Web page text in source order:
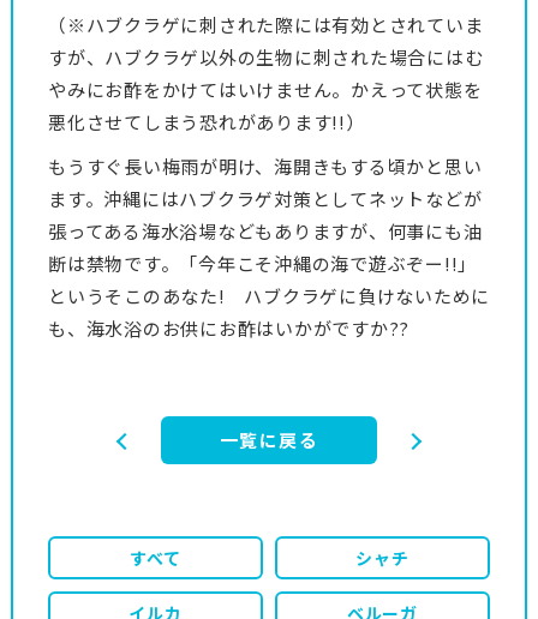
（※ハブクラゲに刺された際には有効とされていま
すが、ハブクラゲ以外の生物に刺された場合にはむ
やみにお酢をかけてはいけません。かえって状態を
悪化させてしまう恐れがあります!!）
もうすぐ長い梅雨が明け、海開きもする頃かと思い
ます。沖縄にはハブクラゲ対策としてネットなどが
張ってある海水浴場などもありますが、何事にも油
断は禁物です。「今年こそ沖縄の海で遊ぶぞー!!」
というそこのあなた! ハブクラゲに負けないために
も、海水浴のお供にお酢はいかがですか??
一覧に戻る
すべて シャチ
イルカ ベルーガ